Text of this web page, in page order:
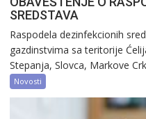
SREDSTAVA
Raspodela dezinfekcionih
gazdinstvima sa teritorije
Stepanja, Slovca, Markove
Novosti